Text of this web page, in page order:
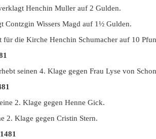
Henchin Muller auf 2 Gulden.
Contzgin Wissers Magd auf 1½ Gulden.
für die Kirche Henchin Schumacher auf 10
seinen 4. Klage gegen Frau Lyse von
2. Klage gegen Henne Gick.
2. Klage gegen Cristin Stern.